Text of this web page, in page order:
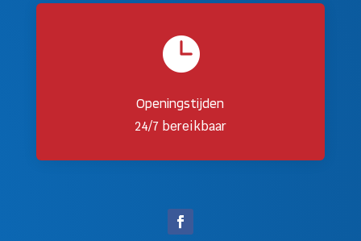

Openingstijden
24/7 bereikbaar